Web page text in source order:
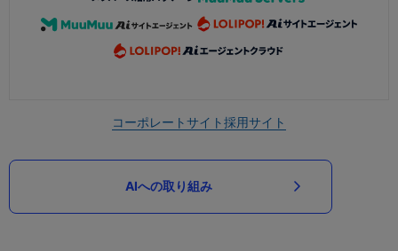
コーポレートサイト採用サイト
AIへの取り組み